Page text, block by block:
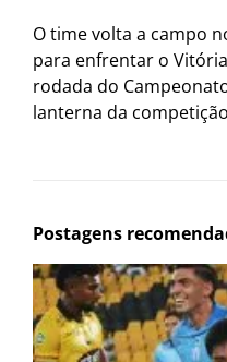
O time volta a campo
para enfrentar o
rodada do
lanterna da
Postagens